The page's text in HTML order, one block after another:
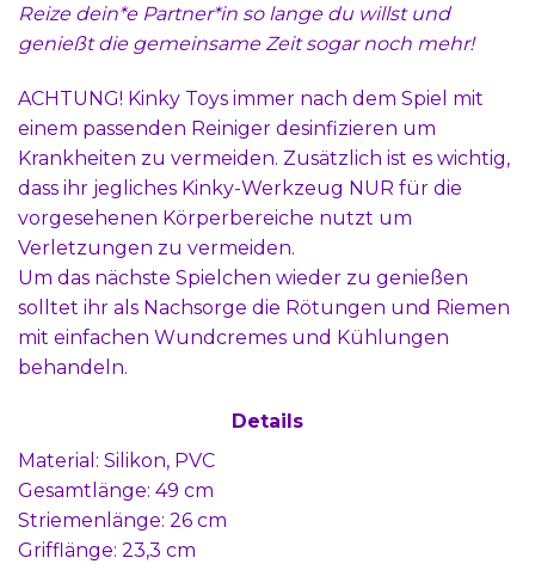
Reize dein*e Partner*in so lange du willst und
genießt die gemeinsame Zeit sogar noch mehr!
ACHTUNG! Kinky Toys immer nach dem Spiel mit
einem passenden Reiniger desinfizieren um
Krankheiten zu vermeiden. Zusätzlich ist es wichtig,
dass ihr jegliches Kinky-Werkzeug NUR für die
vorgesehenen Körperbereiche nutzt um
Verletzungen zu vermeiden.
Um das nächste Spielchen wieder zu genießen
solltet ihr als Nachsorge die Rötungen und Riemen
mit einfachen Wundcremes und Kühlungen
behandeln.
Details
Material: Silikon, PVC
Gesamtlänge: 49 cm
Striemenlänge: 26 cm
Grifflänge: 23,3 cm